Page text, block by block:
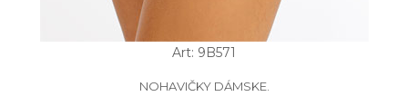
Art: 9B571
NOHAVIČKY DÁMSKE.